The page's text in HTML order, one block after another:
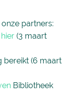
partners:
(3 maart
bereikt (6 maart
Bibliotheek